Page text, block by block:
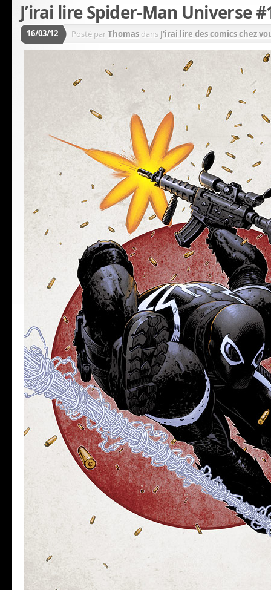
J’irai lire Spider-Man Universe
16/03/12 Posté parThomas dans J'irai lire des comics chez